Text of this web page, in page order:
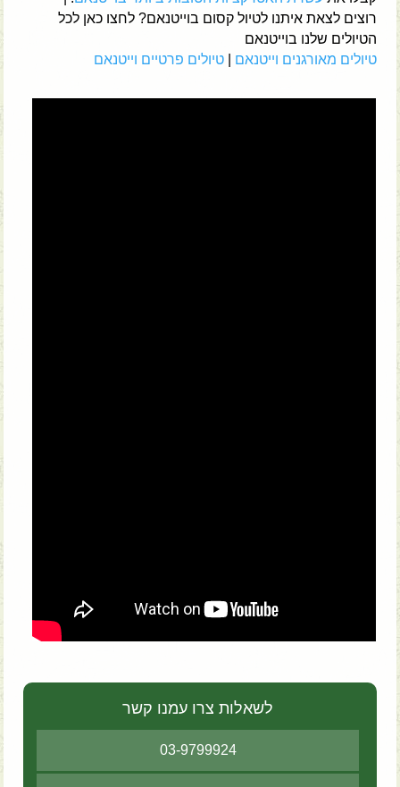
רוצים לצאת איתנו לטיול קסום בוייטנאם? לחצו כאן לכל
הטיולים שלנו בוייטנאם
טיולים מאורגנים וייטנאם |טיולים פרטיים וייטנאם
לשאלות צרו עמנו קשר
03-9799924